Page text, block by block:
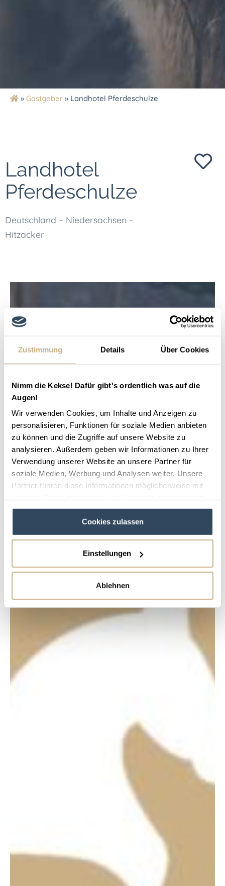
Zustimmung Details Über Cookies
Nimm die Kekse! Dafür gibt's ordentlich was auf die
Augen!
Wir verwenden Cookies, um Inhalte und Anzeigen zu
personalisieren, Funktionen für soziale Medien anbieten
zu können und die Zugriffe auf unsere Website zu
analysieren. Außerdem geben wir Informationen zu Ihrer
Verwendung unserer Website an unsere Partner für
soziale Medien, Werbung und Analysen weiter. Unsere
Partner führen diese Informationen möglicherweise mit
haben oder die sie im Rahmen Ihrer Nutzung der Dienste
Cookies zulassen
Einstellungen
Ablehnen
» Gastgeber » Landhotel Pferdeschulze
Landhotel
Pferdeschulze
Deutschland – Niedersachsen –
Hitzacker